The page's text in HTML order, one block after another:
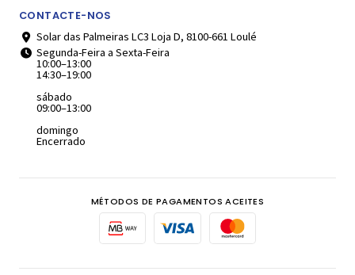
CONTACTE-NOS
Solar das Palmeiras LC3 Loja D, 8100-661 Loulé
Segunda-Feira a Sexta-Feira
10:00–13:00
14:30–19:00
sábado
09:00–13:00
domingo
Encerrado
MÉTODOS DE PAGAMENTOS ACEITES